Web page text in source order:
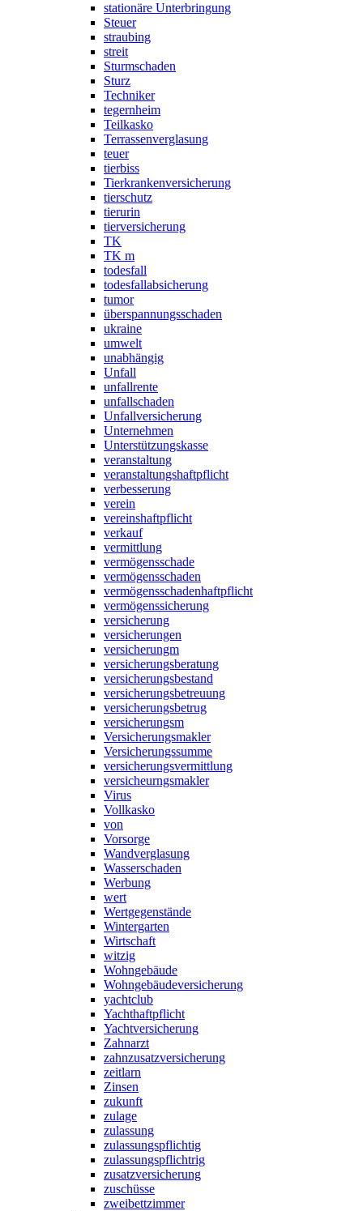
stationäre Unterbringung
Steuer
straubing
streit
Sturmschaden
Sturz
Techniker
tegernheim
Teilkasko
Terrassenverglasung
teuer
tierbiss
Tierkrankenversicherung
tierschutz
tierurin
tierversicherung
TK
TK m
todesfall
todesfallabsicherung
tumor
überspannungsschaden
ukraine
umwelt
unabhängig
Unfall
unfallrente
unfallschaden
Unfallversicherung
Unternehmen
Unterstützungskasse
veranstaltung
veranstaltungshaftpflicht
verbesserung
verein
vereinshaftpflicht
verkauf
vermittlung
vermögensschade
vermögensschaden
vermögensschadenhaftpflicht
vermögenssicherung
versicherung
versicherungen
versicherungm
versicherungsberatung
versicherungsbestand
versicherungsbetreuung
versicherungsbetrug
versicherungsm
Versicherungsmakler
Versicherungssumme
versicherungsvermittlung
versicheurngsmakler
Virus
Vollkasko
von
Vorsorge
Wandverglasung
Wasserschaden
Werbung
wert
Wertgegenstände
Wintergarten
Wirtschaft
witzig
Wohngebäude
Wohngebäudeversicherung
yachtclub
Yachthaftpflicht
Yachtversicherung
Zahnarzt
zahnzusatzversicherung
zeitlarn
Zinsen
zukunft
zulage
zulassung
zulassungspflichtig
zulassungspflichtrig
zusatzversicherung
zuschüsse
zweibettzimmer